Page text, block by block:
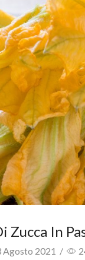
Zucca In
Agosto 2021 /